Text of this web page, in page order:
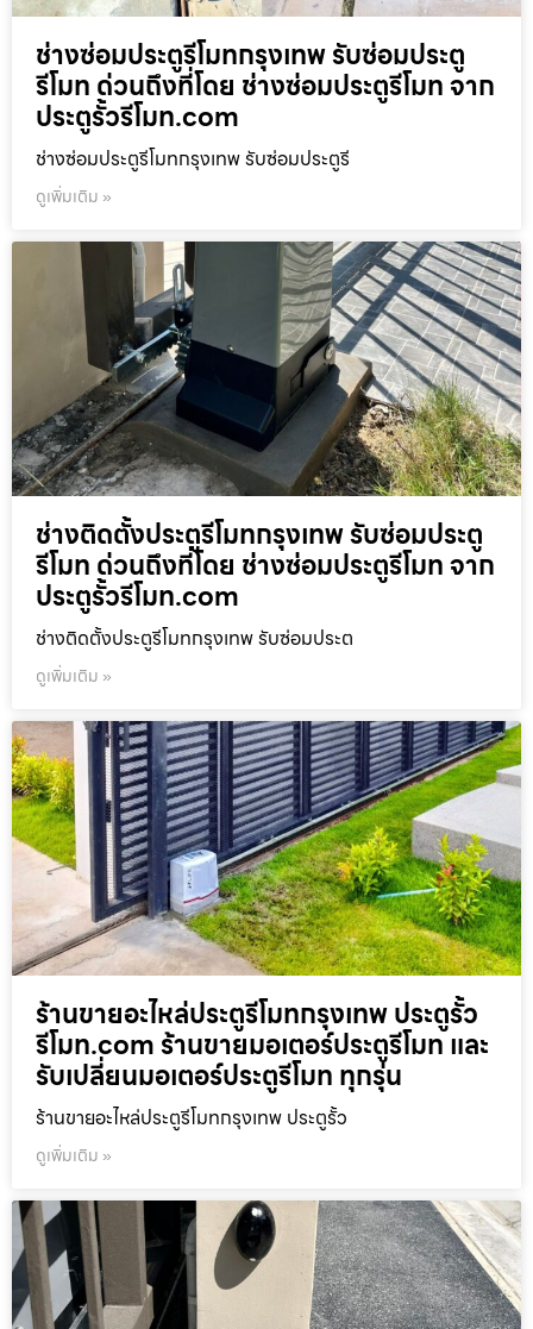
ช่างซ่อมประตูรีโมทกรุงเทพ รับซ่อมประตู
รีโมท ด่วนถึงที่โดย ช่างซ่อมประตูรีโมท จาก
ประตูรั้วรีโมท.com
ช่างซ่อมประตูรีโมทกรุงเทพ รับซ่อมประตูรี
ดูเพิ่มเติม »
ช่างติดตั้งประตูรีโมทกรุงเทพ รับซ่อมประตู
รีโมท ด่วนถึงที่โดย ช่างซ่อมประตูรีโมท จาก
ประตูรั้วรีโมท.com
ช่างติดตั้งประตูรีโมทกรุงเทพ รับซ่อมประต
ดูเพิ่มเติม »
ร้านขายอะไหล่ประตูรีโมทกรุงเทพ ประตูรั้ว
รีโมท.com ร้านขายมอเตอร์ประตูรีโมท และ
รับเปลี่ยนมอเตอร์ประตูรีโมท ทุกรุ่น
ร้านขายอะไหล่ประตูรีโมทกรุงเทพ ประตูรั้ว
ดูเพิ่มเติม »